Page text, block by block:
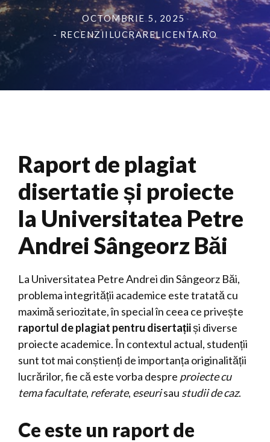
OCTOMBRIE 5, 2025
- RECENZIILUCRARELICENTA.RO
Raport de plagiat
disertatie și proiecte
la Universitatea Petre
Andrei Sângeorz Băi
La Universitatea Petre Andrei din Sângeorz Băi,
problema integrității academice este tratată cu
maximă seriozitate, în special în ceea ce privește
raportul de plagiat pentru disertațiiși diverse
proiecte academice. În contextul actual, studenții
sunt tot mai conștienți de importanța originalității
lucrărilor, fie că este vorba despre proiecte cu
tema facultate, referate, eseurisau studii de caz.
Ce este un raport de